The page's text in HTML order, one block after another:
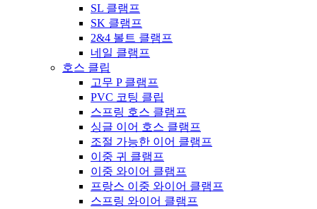
SL 클램프
SK 클램프
2&4 볼트 클램프
네일 클램프
호스 클립
고무 P 클램프
PVC 코팅 클립
스프링 호스 클램프
싱글 이어 호스 클램프
조절 가능한 이어 클램프
이중 귀 클램프
이중 와이어 클램프
프랑스 이중 와이어 클램프
스프링 와이어 클램프